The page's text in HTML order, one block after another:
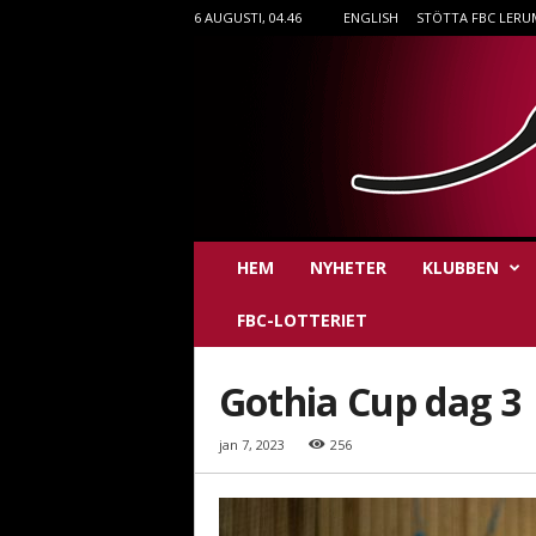
6 AUGUSTI, 04.46 ENGLISH STÖTTA FBC
F
e
n
HEM NYHETER KLUBBEN
FBC-LOTTERIET
Gothia Cup dag 3
jan 7, 2023 256